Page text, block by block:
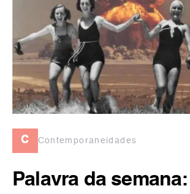
c Contemporaneidades
Palavra da semana: